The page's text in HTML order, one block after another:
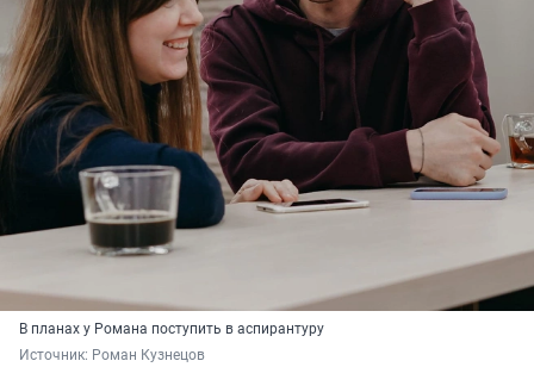
В планах у Романа поступить в аспирантуру
Источник: Роман Кузнецов